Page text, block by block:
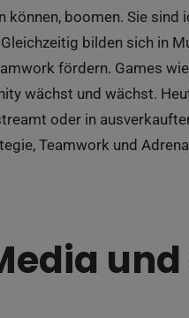
boomen. Sie sind
bilden sich in
fördern. Games
wächst und wächst.
oder in
Teamwork und